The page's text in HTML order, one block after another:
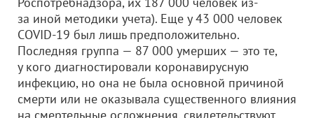
за иной методики учета). Еще у 43 000 человек
COVID-19 был лишь предположительно.
Последняя группа — 87 000 умерших — это те,
у кого диагностировали коронавирусную
инфекцию, но она не была основной причиной
смерти или не оказывала существенного влияния